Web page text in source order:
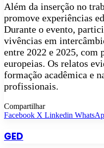
Além da inserção no
promove experiências
Durante o evento,
vivências em
entre 2022 e 2025, com
europeias. Os relatos
formação acadêmica e
profissionais.
Compartilhar
Facebook X Linkedin
GED